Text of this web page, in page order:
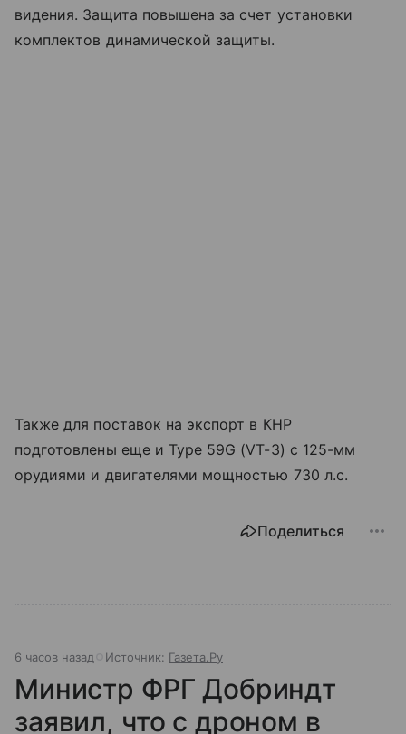
видения. Защита повышена за счет установки
комплектов динамической защиты.
Также для поставок на экспорт в КНР
подготовлены еще и Type 59G (VT-3) с 125-мм
орудиями и двигателями мощностью 730 л.с.
Поделиться
6 часов назад Источник: Газета.Ру
Министр ФРГ Добриндт
заявил, что с дроном в